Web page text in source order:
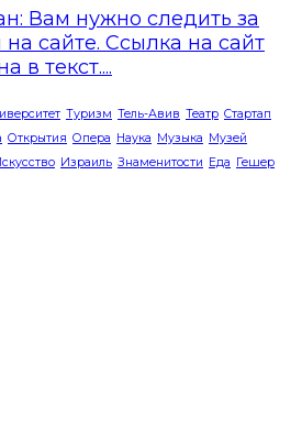
Вам нужно следить за
сайте. Ссылка на сайт
в текст....
Туризм Тель-Авив Театр Стартап
Открытия Опера Наука Музыка Музей
Израиль Знаменитости Еда Гешер